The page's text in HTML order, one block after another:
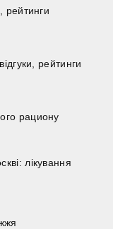
рейтинги
рейтинги
рациону
лікування